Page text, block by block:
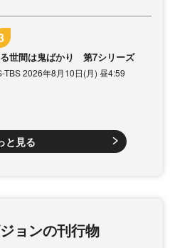
世間は鬼ばかり 第7シリーズ
TBS 2026年8月10日(月) 昼4:59
と見る
ョンの刊行物